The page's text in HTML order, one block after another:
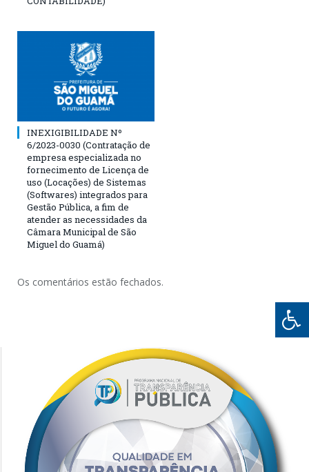
INEXIGIBILIDADE Nº
6/2023-0030 (Contratação de
empresa especializada no
fornecimento de Licença de
uso (Locações) de Sistemas
(Softwares) integrados para
Gestão Pública, a fim de
atender as necessidades da
Câmara Municipal de São
Miguel do Guamá)
Os comentários estão fechados.